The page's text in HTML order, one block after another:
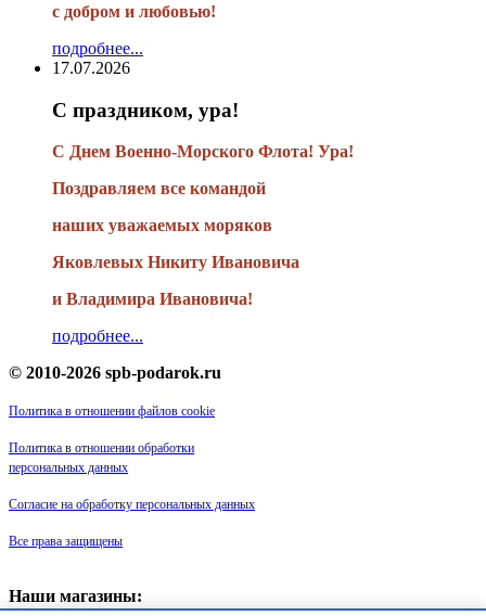
с добром и любовью!
подробнее...
17.07.2026
С праздником, ура!
С Днем Военно-Морского Флота! Ура!
Поздравляем все командой
наших уважаемых моряков
Яковлевых Никиту Ивановича
и Владимира Ивановича!
подробнее...
© 2010-2026 spb-podarok.ru
Политика в отношении файлов cookie
Политика в отношении обработки
персональных данных
Согласие на обработку персональных данных
Все права защищены
Наши магазины: